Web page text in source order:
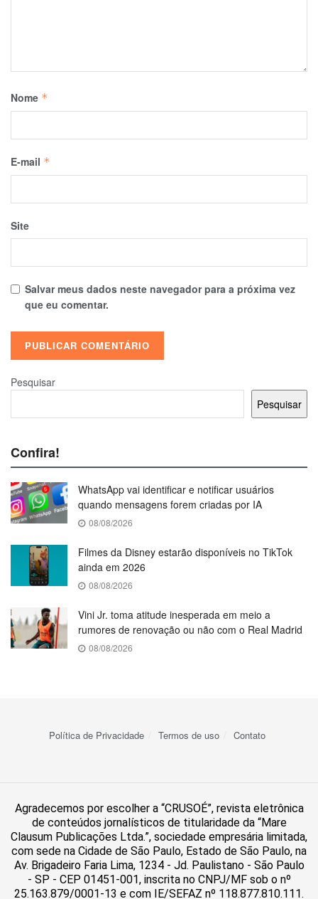
Nome *
E-mail *
Site
Salvar meus dados neste navegador para a próxima vez
que eu comentar.
Pesquisar
Pesquisar
Confira!
WhatsApp vai identificar e notificar usuários
quando mensagens forem criadas por IA
08/08/2026
Filmes da Disney estarão disponíveis no TikTok
ainda em 2026
08/08/2026
Vini Jr. toma atitude inesperada em meio a
rumores de renovação ou não com o Real Madrid
08/08/2026
Política de Privacidade Termos de uso Contato
Agradecemos por escolher a “CRUSOÉ”, revista eletrônica
de conteúdos jornalísticos de titularidade da “Mare
Clausum Publicações Ltda.”, sociedade empresária limitada,
com sede na Cidade de São Paulo, Estado de São Paulo, na
Av. Brigadeiro Faria Lima, 1234 - Jd. Paulistano - São Paulo
- SP - CEP 01451-001, inscrita no CNPJ/MF sob o nº
25.163.879/0001-13 e com IE/SEFAZ nº 118.877.810.111.